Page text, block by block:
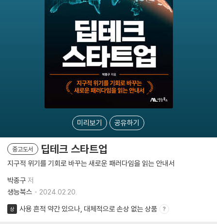
미리보기 공유하기
중고도서 딥테크 스타트업
지구적 위기를 기회로 바꾸는 새로운 패러다임을 읽는 안내서
박종구 저
생능북스
2024.02.20.
상 사용 흔적 약간 있으나, 대체적으로 손상 없는 상품